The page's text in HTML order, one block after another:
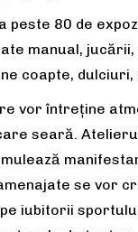
peste 80 de
manual,
coapte, dulciuri,
vor întreține
seară.
se vor
iubitorii